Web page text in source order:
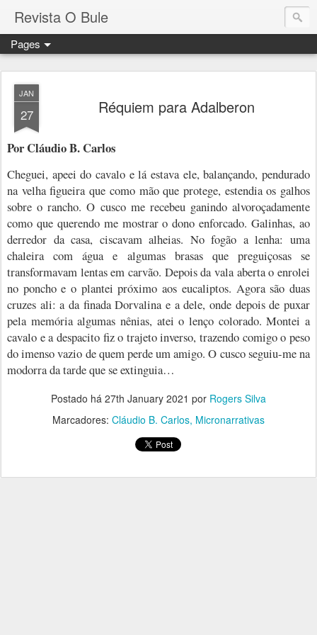
Revista O Bule
Pages
JAN
27 Réquiem para Adalberon
Por Cláudio B. Carlos
Cheguei, apeei do cavalo e lá estava ele, balançando, pendurado
na velha figueira que como mão que protege, estendia os galhos
sobre o rancho. O cusco me recebeu ganindo alvoroçadamente
como que querendo me mostrar o dono enforcado. Galinhas, ao
derredor da casa, ciscavam alheias. No fogão a lenha: uma
chaleira com água e algumas brasas que preguiçosas se
transformavam lentas em carvão. Depois da vala aberta o enrolei
no poncho e o plantei próximo aos eucaliptos. Agora são duas
cruzes ali: a da finada Dorvalina e a dele, onde depois de puxar
pela memória algumas nênias, atei o lenço colorado. Montei a
cavalo e a despacito fiz o trajeto inverso, trazendo comigo o peso
do imenso vazio de quem perde um amigo. O cusco seguiu-me na
modorra da tarde que se extinguia…
Postado há 27th January 2021 por Rogers Silva
Marcadores: Cláudio B. Carlos Micronarrativas